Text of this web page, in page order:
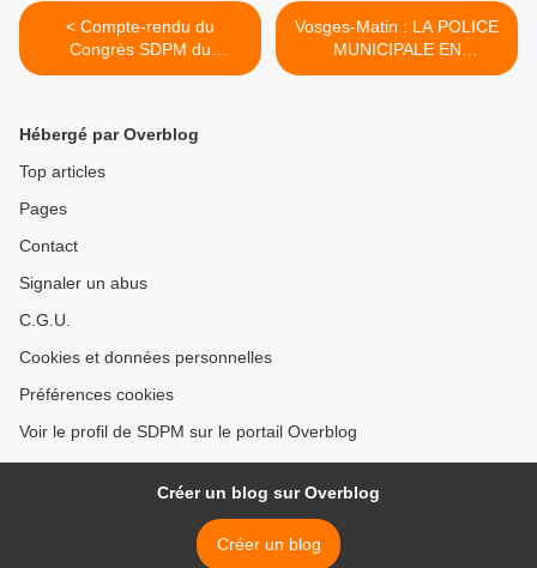
< Compte-rendu du
Congrès SDPM du
18/11/2016 à Saint-Dié-
GROSDIDIER
Vosges-Matin : LA POLICE
MUNICIPALE EN
CONGRÈS >
Hébergé par Overblog
Top articles
Pages
Contact
Signaler un abus
C.G.U.
Cookies et données personnelles
Préférences cookies
Voir le profil de SDPM sur le portail Overblog
Créer un blog sur Overblog
Créer un blog